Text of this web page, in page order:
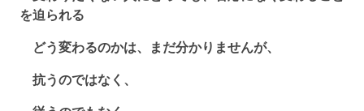
を迫られる
どう変わるのかは、まだ分かりませんが、
抗うのではなく、